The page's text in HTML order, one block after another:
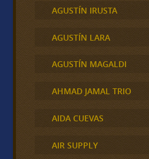
AGUSTÍN IRUSTA
AGUSTÍN LARA
AGUSTÍN MAGALDI
AHMAD JAMAL TRIO
AIDA CUEVAS
AIR SUPPLY